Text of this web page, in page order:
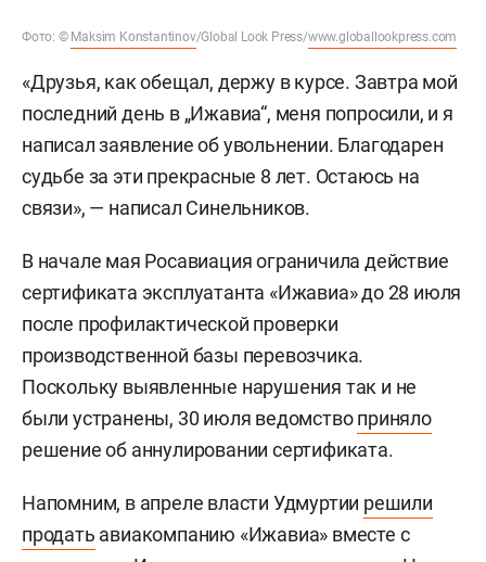
Фото: © Maksim Konstantinov/Global Look Press/www.globallookpress.com
«Друзья, как обещал, держу в курсе. Завтра мой
последний день в „Ижавиа“, меня попросили, и я
написал заявление об увольнении. Благодарен
судьбе за эти прекрасные 8 лет. Остаюсь на
связи», — написал Синельников.
В начале мая Росавиация ограничила действие
сертификата эксплуатанта «Ижавиа» до 28 июля
после профилактической проверки
производственной базы перевозчика.
Поскольку выявленные нарушения так и не
были устранены, 30 июля ведомствоприняло
решение об аннулировании сертификата.
Напомним, в апреле власти Удмуртии решили
продать авиакомпанию «Ижавиа» вместе с